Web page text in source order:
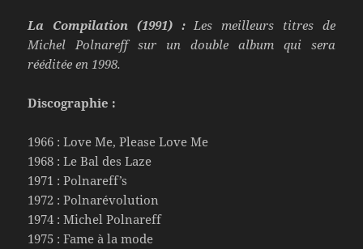
La Compilation (1991) :Les meilleurs titres de
Michel Polnareff sur un double album qui sera
rééditée en 1998.
Discographie :
1966 : Love Me, Please Love Me
1968 : Le Bal des Laze
1971 : Polnareff’s
1972 : Polnarévolution
1974 : Michel Polnareff
1975 : Fame à la mode